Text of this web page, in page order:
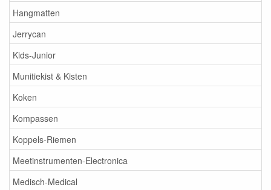
Hangmatten
Jerrycan
Kids-Junior
Munitiekist & Kisten
Koken
Kompassen
Koppels-Riemen
Meetinstrumenten-Electronica
Medisch-Medical